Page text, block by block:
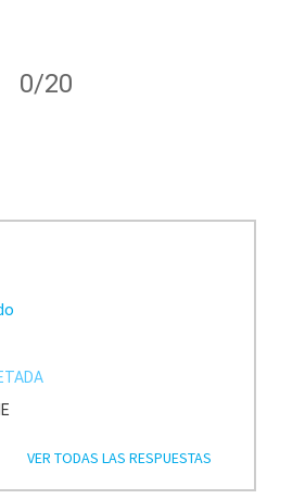
0/20
VER TODAS LAS RESPUESTAS